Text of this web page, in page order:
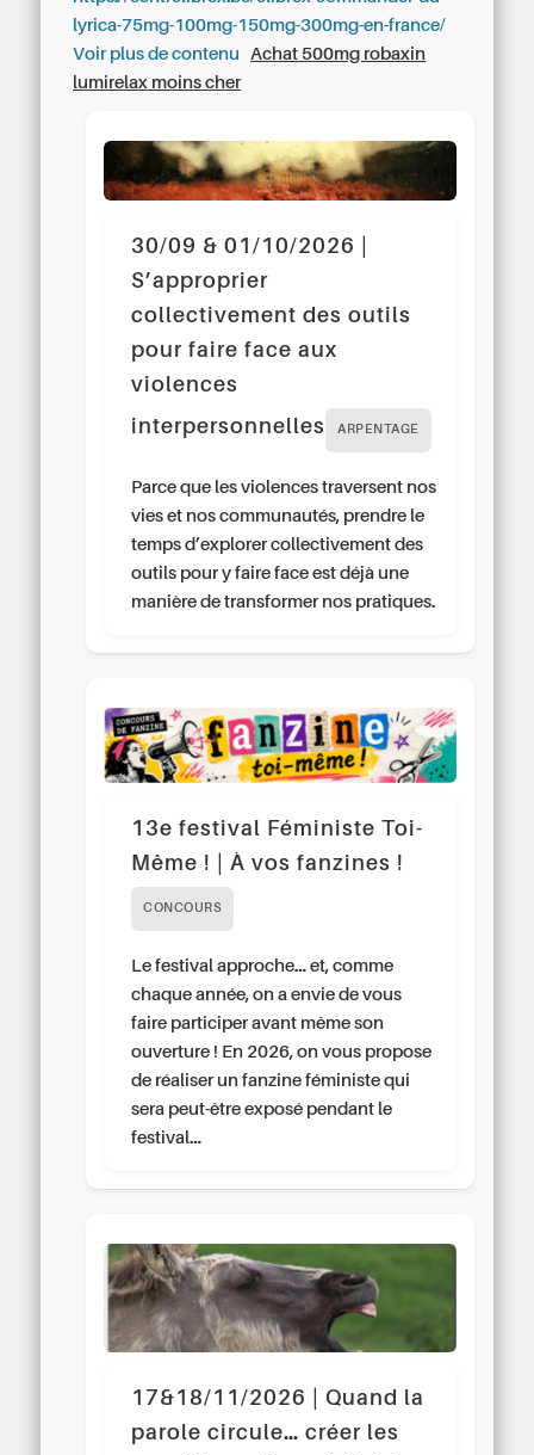
lyrica-75mg-100mg-150mg-300mg-en-france/
Voir plus de contenu
Achat 500mg robaxin
lumirelax moins cher
30/09 & 01/10/2026 |
S’approprier
collectivement des outils
pour faire face aux
violences
interpersonnelles
ARPENTAGE
Parce que les violences traversent nos
vies et nos communautés, prendre le
temps d’explorer collectivement des
outils pour y faire face est déjà une
manière de transformer nos pratiques.
13e festival Féministe Toi-
Même ! | À vos fanzines !
CONCOURS
Le festival approche… et, comme
chaque année, on a envie de vous
faire participer avant même son
ouverture ! En 2026, on vous propose
de réaliser un fanzine féministe qui
sera peut-être exposé pendant le
festival…
17&18/11/2026 | Quand la
parole circule… créer les